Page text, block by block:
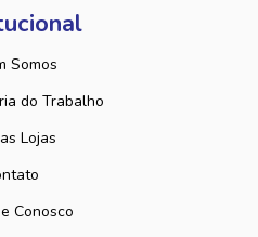
Somos
do Trabalho
Lojas
Conosco